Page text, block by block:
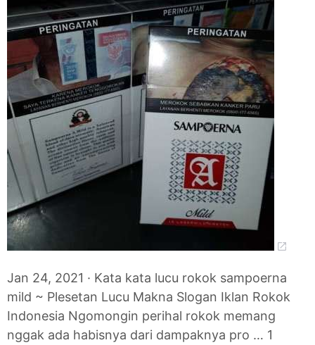
Jan 24, 2021 · Kata kata lucu rokok sampoerna
mild ~ Plesetan Lucu Makna Slogan Iklan Rokok
Indonesia Ngomongin perihal rokok memang
nggak ada habisnya dari dampaknya pro … 1